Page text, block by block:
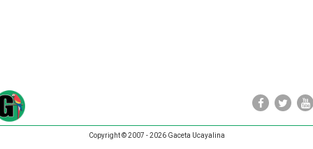
Copyright © 2007 - 2026 Gaceta Ucayalina